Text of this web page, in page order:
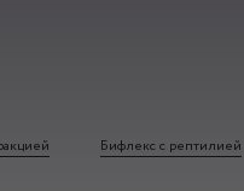
Бифлекс с рептилией